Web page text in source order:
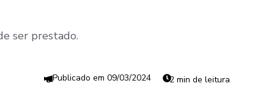
ser prestado.
09/03/2024 2 min de leitura